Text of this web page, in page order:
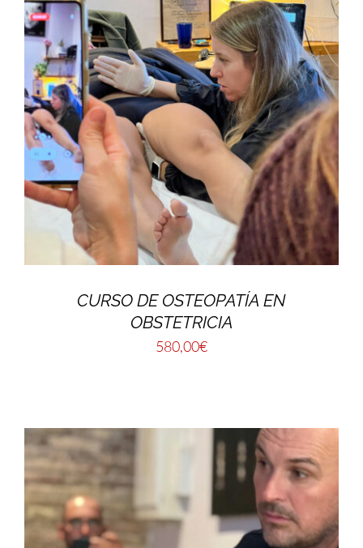
CURSO DE OSTEOPATÍA EN
OBSTETRICIA
580,00€